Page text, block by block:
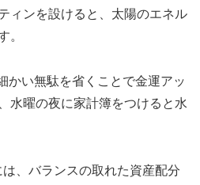
ィンを設けると、太陽のエネル
。
かい無駄を省くことで金運アッ
水曜の夜に家計簿をつけると水
、バランスの取れた資産配分